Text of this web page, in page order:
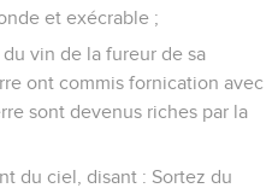
et exécrable ;
vin de la fureur de sa
ont commis fornication avec
sont devenus riches par la
du ciel, disant : Sortez du